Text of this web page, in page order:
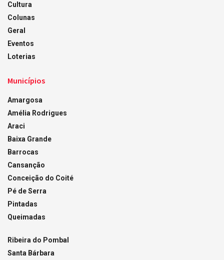
Cultura
Colunas
Geral
Eventos
Loterias
Municípios
Amargosa
Amélia Rodrigues
Araci
Baixa Grande
Barrocas
Cansanção
Conceição do Coité
Pé de Serra
Pintadas
Queimadas
Ribeira do Pombal
Santa Bárbara